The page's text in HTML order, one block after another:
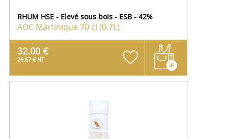
RHUM HSE - Elevé sous bois - ESB - 42%
AOC Martinique70 cl (0.7L)
32.00 €
26.67 € HT